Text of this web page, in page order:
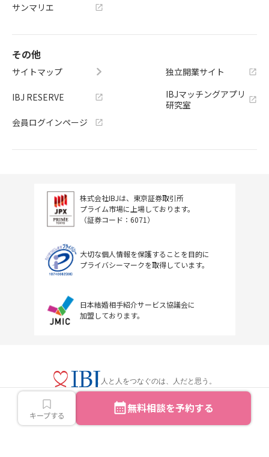
キープする 無料相談を予約する
サンマリエ
その他
サイトマップ
IBJ RESERVE
会員ログインページ
独立開業サイト
IBJマッチングアプリ
研究室
株式会社IBJは、東京証券取引所
プライム市場に上場しております。
（証券コード：6071）
大切な個人情報を保護することを目的に
プライバシーマークを取得しています。
日本結婚相手紹介サービス協議会に
加盟しております。
人と人をつなぐのは、人だと思う。